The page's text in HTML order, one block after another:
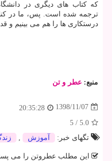
كه كتاب های دیگری در
ترجمه شده است. پس، ما در
درستكاری ها را هم می بینیم و
منبع: عطر و تن
1398/11/07
20:35:28
5.0
/
5
تگهای خبر:
آموزش
این مطلب عطروتن را می